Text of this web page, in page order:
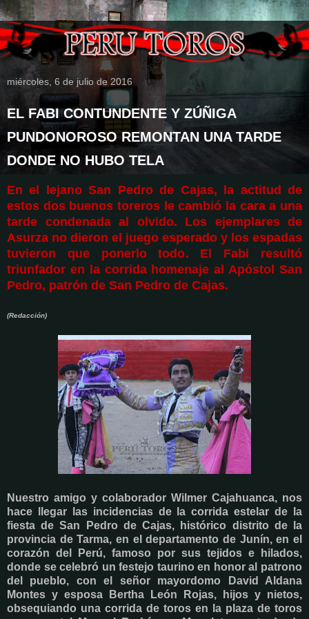
miércoles, 6 de julio de 2016
EL FABI CONTUNDENTE Y ZÚÑIGA
PUNDONOROSO REMONTAN UNA TARDE
DONDE NO HUBO TELA
En el lejano San Pedro de Cajas, la actitud de
estos dos buenos toreros le cambió la cara a una
tarde condenada al olvido. Los ejemplares de
Asurza no dieron el juego esperado y los espadas
tuvieron que ponerlo todo. El Fabi resultó
triunfador en la corrida homenaje al Apóstol San
Pedro, patrón de San Pedro de Cajas.
(Redacción)
Nuestro amigo y colaborador Wilmer Cajahuanca, nos
hace llegar las incidencias de la corrida estelar de la
fiesta de San Pedro de Cajas, histórico distrito de la
provincia de Tarma, en el departamento de Junín, en el
corazón del Perú, famoso por sus tejidos e hilados,
donde se celebró un festejo taurino en honor al patrono
del pueblo, con el señor mayordomo David Aldana
Montes y esposa Bertha León Rojas, hijos y nietos,
obsequiando una corrida de toros en la plaza de toros